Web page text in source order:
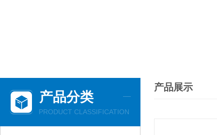
产品分类
PRODUCT CLASSIFICATION
产品展示